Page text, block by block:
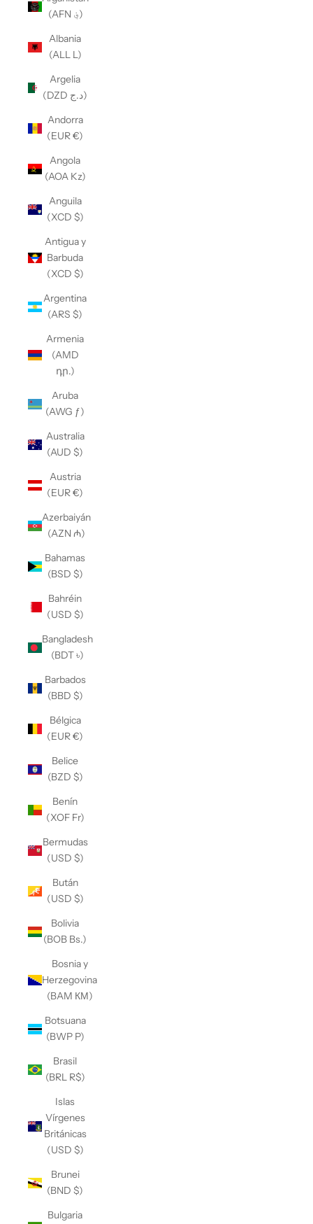
(AFN ؋)
Albania
(ALL L)
Argelia
(DZD د.ج)
Andorra
(EUR €)
Angola
(AOA Kz)
Anguila
(XCD $)
Antigua y
Barbuda
(XCD $)
Argentina
(ARS $)
Armenia
(AMD
դր.)
Aruba
(AWG ƒ)
Australia
(AUD $)
Austria
(EUR €)
Azerbaiyán
(AZN ₼)
Bahamas
(BSD $)
Bahréin
(USD $)
Bangladesh
(BDT ৳)
Barbados
(BBD $)
Bélgica
(EUR €)
Belice
(BZD $)
Benín
(XOF Fr)
Bermudas
(USD $)
Bután
(USD $)
Bolivia
(BOB Bs.)
Bosnia y
Herzegovina
(BAM КМ)
Botsuana
(BWP P)
Brasil
(BRL R$)
Islas
Vírgenes
Británicas
(USD $)
Brunei
(BND $)
Bulgaria